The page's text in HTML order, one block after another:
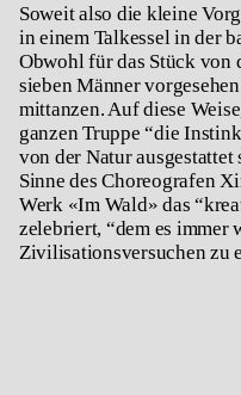
Soweit also die kleine
in einem Talkessel in der
Obwohl für das Stück von
sieben Männer
mittanzen. Auf diese
ganzen Truppe “die
von der Natur
Sinne des Choreografen
Werk «Im Wald» das
zelebriert, “dem es immer
Zivilisationsversuchen zu